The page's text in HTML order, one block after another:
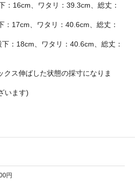
：16cm、ワタリ：39.3cm、総丈：
：17cm、ワタリ：40.6cm、総丈：
：18cm、ワタリ：40.6cm、総丈：
ス伸ばした状態の採寸になりま
います)
円